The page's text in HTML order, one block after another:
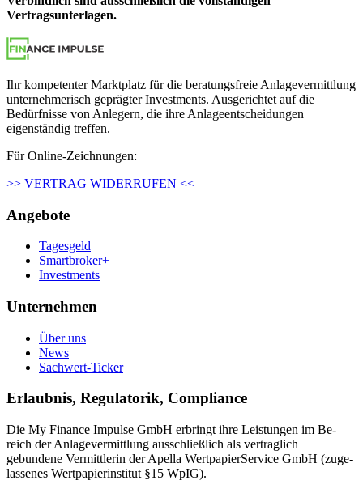
Vertragsunterlagen.
Ihr kompetenter Marktplatz für die beratungsfreie Anlagevermittlung
unternehmerisch geprägter Investments. Ausgerichtet auf die
Bedürfnisse von Anlegern, die ihre Anlageentscheidungen
eigenständig treffen.
Für Online-Zeichnungen:
>> VERTRAG WIDERRUFEN <<
Angebote
Tagesgeld
Smartbroker+
Investments
Unternehmen
Über uns
News
Sachwert-Ticker
Erlaubnis, Regulatorik, Compliance
Die My Finance Impulse GmbH erbringt ihre Leistungen im Be­
reich der Anlagevermittlung ausschließlich als vertraglich
gebundene Vermitt­lerin der Apella Wert­papier­Service GmbH (zuge­
lassenes Wertpapierinstitut §15 WpIG).